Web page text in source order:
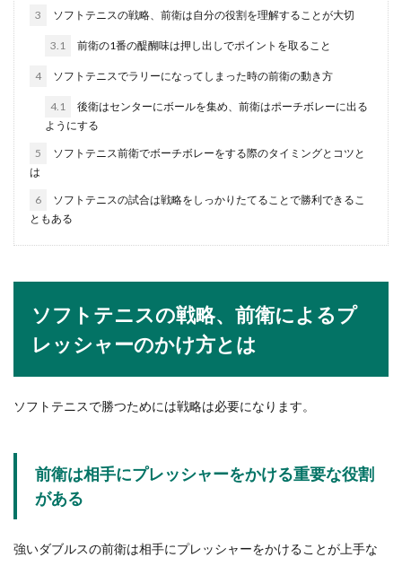
サッカーのスパイクの手入れ頻度や正
しい方法で大切に使おう
サッカーのスパイクのお手入れは、皆さんどのく
らいの頻度で行っているでしょうか。長く使うた
就活でバイト経験について嘘を付いて
法！高校生からの上達法
3 ソフトテニスの戦略、前衛は自分の役割を理解することが大切
3.1 前衛の1番の醍醐味は押し出しでポイントを取ること
4 ソフトテニスでラリーになってしまった時の前衛の動き方
4.1
後衛はセンターにボールを集め、前衛はポーチボレーに出る
ようにする
5
ソフトテニス前衛でボーチボレーをする際のタイミングとコツと
は
6
ソフトテニスの試合は戦略をしっかりたてることで勝利できるこ
ともある
ソフトテニスの戦略、前衛によるプ
レッシャーのかけ方とは
ソフトテニスで勝つためには戦略は必要になります。
前衛は相手にプレッシャーをかける重要な役割
がある
強いダブルスの前衛は相手にプレッシャーをかけることが上手な